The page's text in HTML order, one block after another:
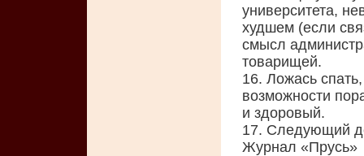
университета,
худшем (если
смысл
товарищей.
16. Ложась
возможности
и здоровый.
17. Следующий
Журнал «Прусь»